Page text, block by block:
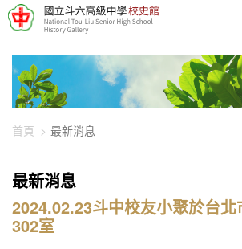
448-1811
首頁 最新消息
最新消息
2024.02.23斗中校友小聚於台
302室